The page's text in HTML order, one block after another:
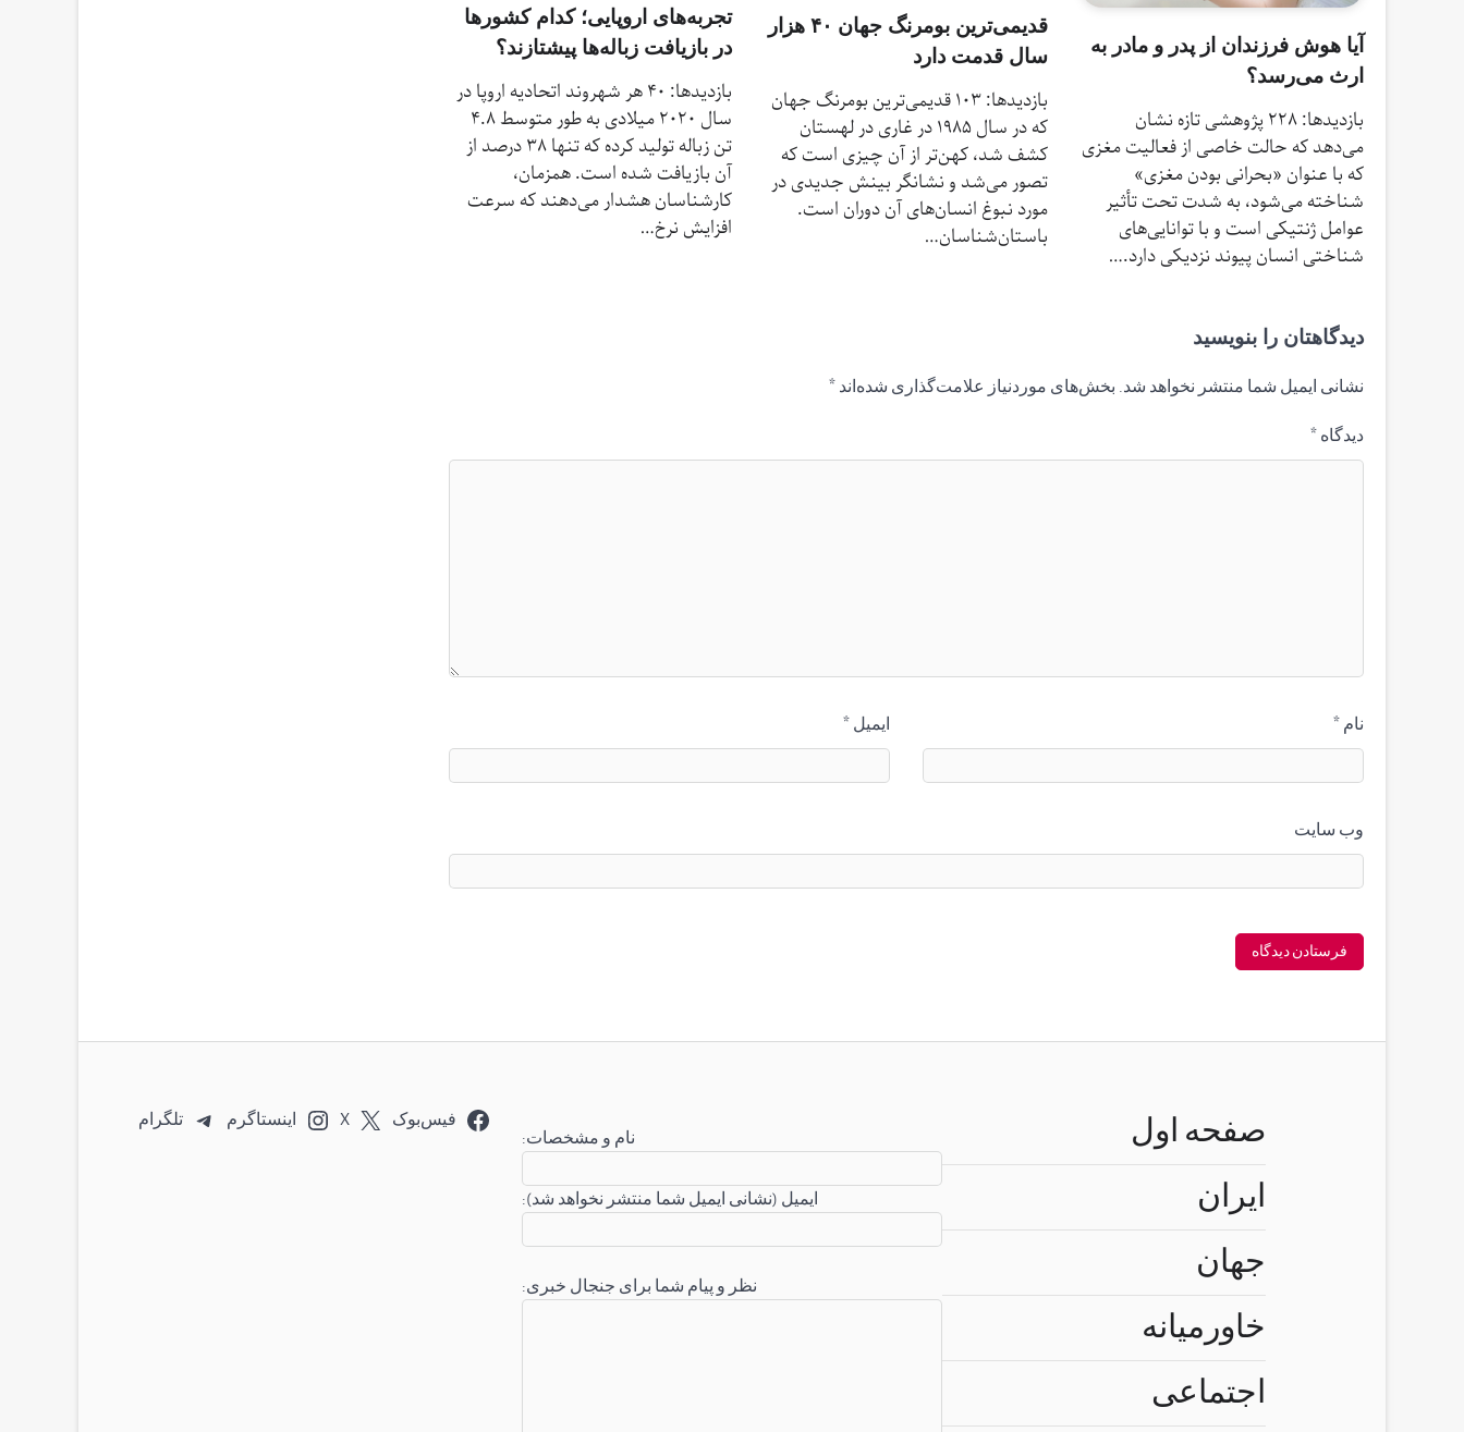
آیا هوش فرزندان از پدر و مادر به
ارث می‌رسد؟
بازدیدها: 228 پژوهشی تازه نشان
می‌دهد که حالت خاصی از فعالیت مغزی
که با عنوان «بحرانی بودن مغزی»
شناخته می‌شود، به شدت تحت تأثیر
عوامل ژنتیکی است و با توانایی‌های
شناختی انسان پیوند نزدیکی دارد.…
قدیمی‌ترین بومرنگ جهان ۴۰ هزار
سال قدمت دارد
بازدیدها: 103 قدیمی‌ترین بومرنگ جهان
که در سال ۱۹۸۵ در غاری در لهستان
کشف شد، کهن‌تر از آن چیزی است که
تصور می‌شد و نشانگر بینش جدیدی در
مورد نبوغ انسان‌های آن دوران است.
باستان‌شناسان…
تجربه‌های اروپایی؛ کدام کشورها
در بازیافت زباله‌ها پیشتازند؟
بازدیدها: 40 هر شهروند اتحادیه اروپا در
سال ۲۰۲۰ میلادی به طور متوسط ۴.۸
تن زباله تولید کرده که تنها ۳۸ درصد از
آن بازیافت شده است. همزمان،
کارشناسان هشدار می‌دهند که سرعت
افزایش نرخ…
دیدگاهتان را بنویسید
نشانی ایمیل شما منتشر نخواهد شد. بخش‌های موردنیاز علامت‌گذاری شده‌اند *
دیدگاه *
نام * ایمیل *
وب‌ سایت
صفحه اول
ایران
جهان
خاورمیانه
اجتماعی
:نام و مشخصات
:ایمیل (نشانی ایمیل شما منتشر نخواهد شد)
:نظر و پیام شما برای جنجال خبری
فیس‌بوک X اینستاگرم تلگرام